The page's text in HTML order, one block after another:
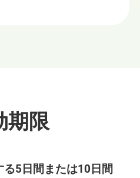
期限
5日間または10日間